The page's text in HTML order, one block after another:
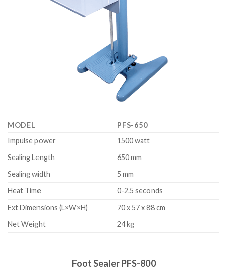
MODEL
PFS-650
Impulse power
1500 watt
Sealing Length
650 mm
Sealing width
5 mm
Heat Time
0-2.5 seconds
Ext Dimensions (L×W×H)
70 x 57 x 88 cm
Net Weight
24 kg
Foot Sealer PFS-800